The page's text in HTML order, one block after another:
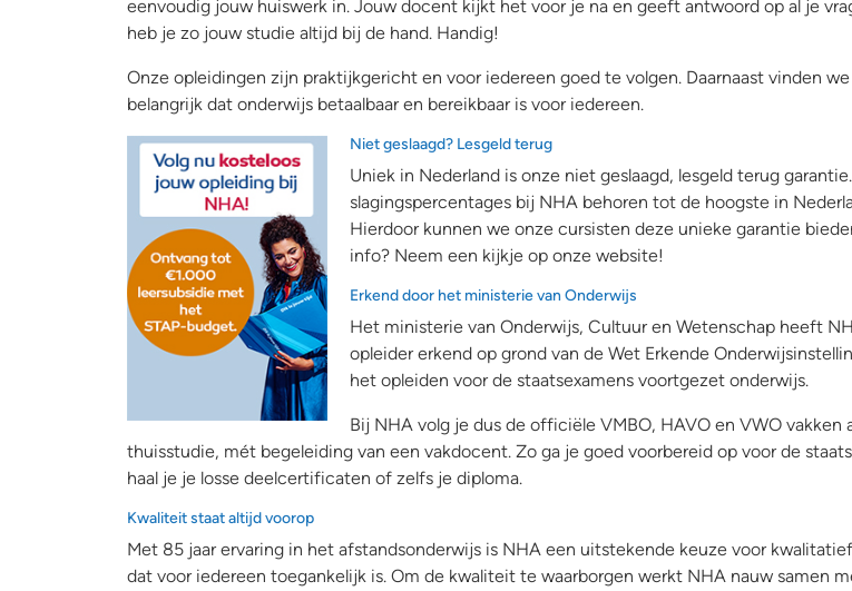
eenvoudig jouw huiswerk in. Jouw docent kijkt het voor je na en geeft antwoord op al je
heb je zo jouw studie altijd bij de hand. Handig!
Onze opleidingen zijn praktijkgericht en voor iedereen goed te volgen. Daarnaast vinden
belangrijk dat onderwijs betaalbaar en bereikbaar is voor iedereen.
Niet geslaagd? Lesgeld terug
Uniek in Nederland is onze niet geslaagd, lesgeld terug
slagingspercentages bij NHA behoren tot de hoogste in
Hierdoor kunnen we onze cursisten deze unieke garantie
info? Neem een kijkje op onze website!
Erkend door het ministerie van Onderwijs
Het ministerie van Onderwijs, Cultuur en Wetenschap heeft
opleider erkend op grond van de Wet Erkende
het opleiden voor de staatsexamens voortgezet onderwijs.
Bij NHA volg je dus de officiële VMBO, HAVO en VWO vakken
thuisstudie, mét begeleiding van een vakdocent. Zo ga je goed voorbereid op voor de
haal je je losse deelcertificaten of zelfs je diploma.
Kwaliteit staat altijd voorop
Met 85 jaar ervaring in het afstandsonderwijs is NHA een uitstekende keuze voor
dat voor iedereen toegankelijk is. Om de kwaliteit te waarborgen werkt NHA nauw samen